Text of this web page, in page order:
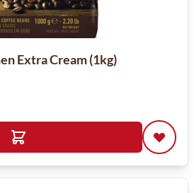
Extra Cream (1kg)